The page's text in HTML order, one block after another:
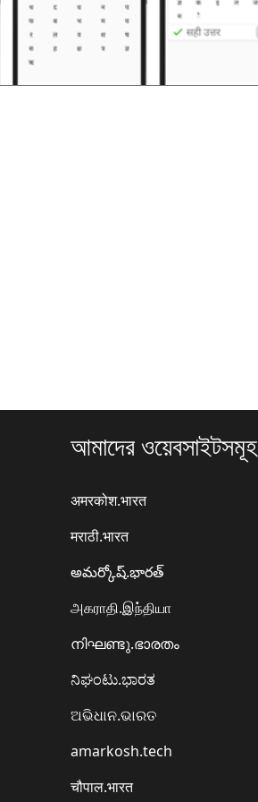
আমাদের ওয়েবসাইটসমূহ
अमरकोश.भारत
मराठी.भारत
అమర్కోష్.భారత్
அகராதி.இந்தியா
നിഘണ്ടു.ഭാരതം
ನಿಘಂಟು.ಭಾರತ
ଅଭିଧାନ.ଭାରତ
amarkosh.tech
चौपाल.भारत